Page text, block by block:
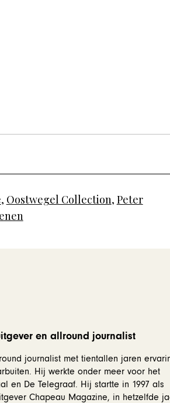
, Oostwegel Collection, Peter
en allround journalist
journalist met tientallen jaren
Hij werkte onder meer voor het
en De Telegraaf. Hij startte in 1997 als
Chapeau Magazine, in hetzelfde